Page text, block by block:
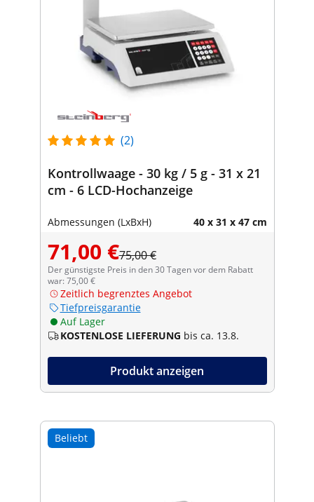
(2)
Kontrollwaage - 30 kg / 5 g - 31 x 21
cm - 6 LCD-Hochanzeige
Abmessungen (LxBxH) 40 x 31 x 47 cm
71,00 €75,00 €
Der günstigste Preis in den 30 Tagen vor dem Rabatt
war: 75,00 €
Zeitlich begrenztes Angebot
Tiefpreisgarantie
Auf Lager
KOSTENLOSE LIEFERUNG bis ca. 13.8.
Produkt anzeigen
Beliebt